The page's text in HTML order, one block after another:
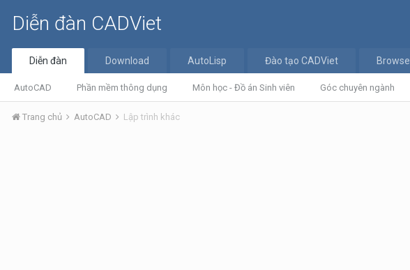
Diễn đàn CADViet
Diễn đàn
AutoCAD Phần mềm thông dụng Môn học - Đồ án Sinh viên Góc chuyên ngành
Download AutoLisp Đào tạo CADViet Browse
Trang chủ AutoCAD Lập trình khác